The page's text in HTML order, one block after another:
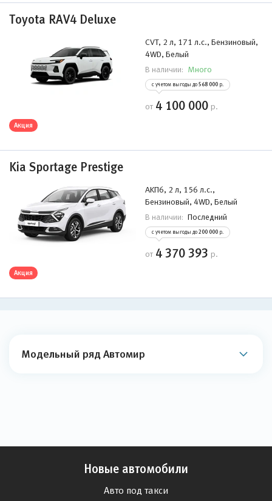
Toyota RAV4 Deluxe
CVT, 2 л, 171 л.с., Бензиновый,
4WD, Белый
В наличии: Много
с учетом выгоды до 568 000 р.
от 4 100 000 р.
Акция
Kia Sportage Prestige
АKП6, 2 л, 156 л.с.,
Бензиновый, 4WD, Белый
В наличии: Последний
с учетом выгоды до 200 000 р.
от 4 370 393 р.
Акция
Модельный ряд Автомир
Новые автомобили
Авто под такси